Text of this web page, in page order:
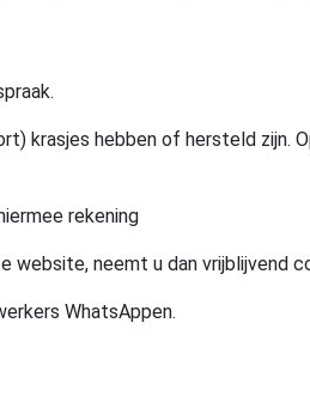
krasjes hebben of hersteld
rekening
website, neemt u dan vrijblijvend
WhatsAppen.